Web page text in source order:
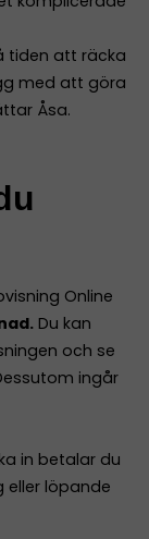
tiden att räcka
med att göra
Åsa.
Online
Du kan
och se
ingår
in betalar du
eller löpande